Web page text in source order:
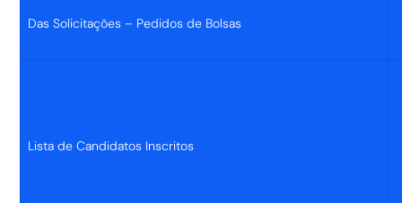
Das Solicitações – Pedidos de Bolsas
Lista de Candidatos Inscritos